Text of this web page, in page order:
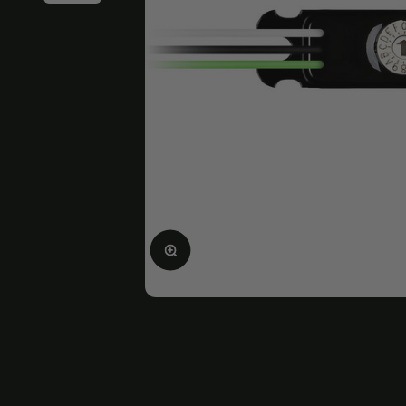
Ingrandire l'immagine